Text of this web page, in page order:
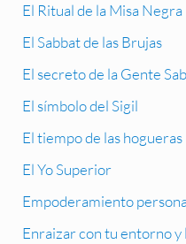
El Ritual de la Misa Negra
El Sabbat de las Brujas
El secreto de la Gente
El símbolo del Sigil
El tiempo de las hogueras
El Yo Superior
Empoderamiento
Enraizar con tu entorno